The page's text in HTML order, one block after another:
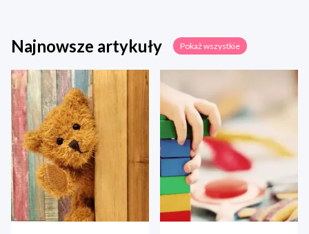
Najnowsze artykuły Pokaż wszystkie